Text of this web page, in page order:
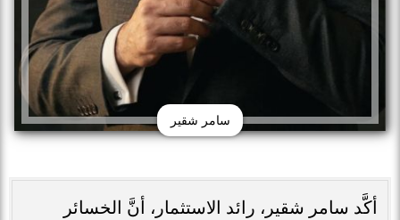
سامر شقير
أكَّد سامر شقير، رائد الاستثمار، أنَّ الخسائر